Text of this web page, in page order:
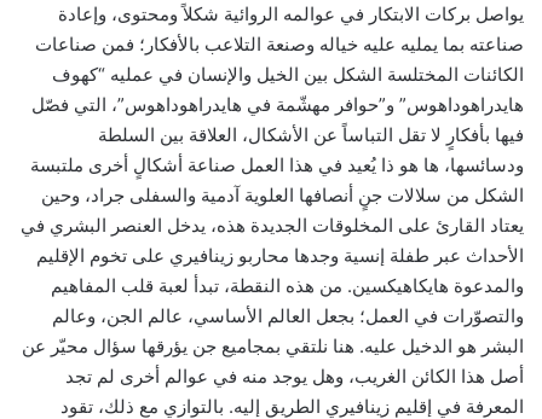
يواصل بركات الابتكار في عوالمه الروائية شكلاً ومحتوى، وإعادة
صناعته بما يمليه عليه خياله وصنعة التلاعب بالأفكار؛ فمن صناعات
الكائنات المختلسة الشكل بين الخيل والإنسان في عمليه “كهوف
هايدراهوداهوس” و”حوافر مهشّمة في هايدراهوداهوس”، التي فصّل
فيها بأفكارٍ لا تقل التباساً عن الأشكال، العلاقة بين السلطة
ودسائسها، ها هو ذا يُعيد في هذا العمل صناعة أشكالٍ أخرى ملتبسة
الشكل من سلالات جنٍ أنصافها العلوية آدمية والسفلى جراد، وحين
يعتاد القارئ على المخلوقات الجديدة هذه، يدخل العنصر البشري في
الأحداث عبر طفلة إنسية وجدها محاربو زينافيري على تخوم الإقليم
والمدعوة هايكاهيكسين. من هذه النقطة، تبدأ لعبة قلب المفاهيم
والتصوّرات في العمل؛ بجعل العالم الأساسي، عالم الجن، وعالم
البشر هو الدخيل عليه. هنا نلتقي بمجاميع جن يؤرقها سؤال محيّر عن
أصل هذا الكائن الغريب، وهل يوجد منه في عوالم أخرى لم تجد
المعرفة في إقليم زينافيري الطريق إليه. بالتوازي مع ذلك، تقود